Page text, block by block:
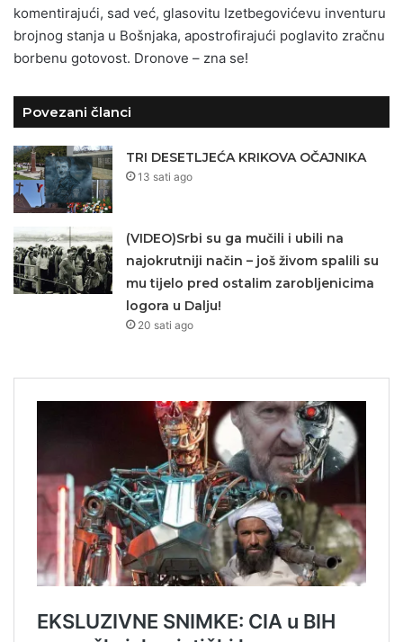
komentirajući, sad već, glasovitu Izetbegovićevu inventuru
brojnog stanja u Bošnjaka, apostrofirajući poglavito zračnu
borbenu gotovost. Dronove – zna se!
Povezani članci
TRI DESETLJEĆA KRIKOVA OČAJNIKA
13 sati ago
(VIDEO)Srbi su ga mučili i ubili na
najokrutniji način – još živom spalili su
mu tijelo pred ostalim zarobljenicima
logora u Dalju!
20 sati ago